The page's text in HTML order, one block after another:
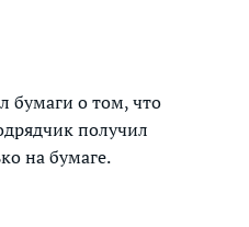
бумаги о том, что
получил
на бумаге.